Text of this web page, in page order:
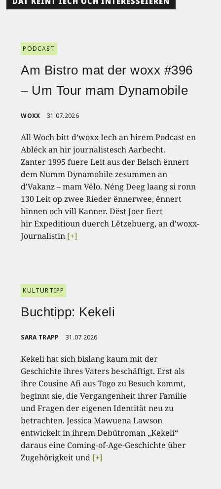
PODCAST
Am Bistro mat der woxx #396
– Um Tour mam Dynamobile
WOXX 31.07.2026
All Woch bitt d’woxx Iech an hirem Podcast en
Abléck an hir journalistesch Aarbecht.
Zanter 1995 fuere Leit aus der Belsch ënnert
dem Numm Dynamobile zesummen an
d'Vakanz – mam Vëlo. Néng Deeg laang si ronn
130 Leit op zwee Rieder ënnerwee, ënnert
hinnen och vill Kanner. Dëst Joer fiert
hir Expeditioun duerch Lëtzebuerg, an d'woxx-
Journalistin [+]
KULTURTIPP
Buchtipp: Kekeli
SARA TRAPP 31.07.2026
Kekeli hat sich bislang kaum mit der
Geschichte ihres Vaters beschäftigt. Erst als
ihre Cousine Afi aus Togo zu Besuch kommt,
beginnt sie, die Vergangenheit ihrer Familie
und Fragen der eigenen Identität neu zu
betrachten. Jessica Mawuena Lawson
entwickelt in ihrem Debütroman „Kekeli“
daraus eine Coming-of-Age-Geschichte über
Zugehörigkeit und [+]